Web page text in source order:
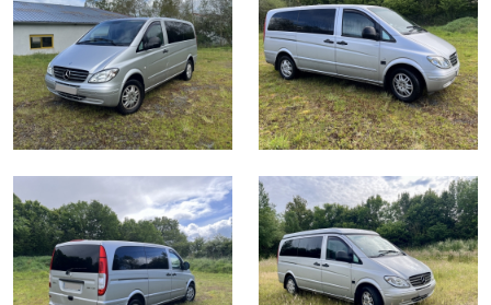
Vivaro - Aménagement modulable
Vito - Aménagement VASP
Peugeot Rifter - Toit relevable REIMO
Trafic 2 - Opel Vivaro - Toit relevable REIMO
VW T5 - Toit relevable REIMO